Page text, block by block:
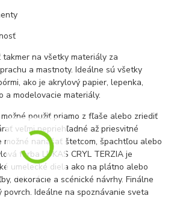
na všetky materiály za
a mastnoty. Ideálne sú všetky
ako je akrylový papier, lepenka,
a modelovacie materiály.
použiť priamo z fľaše alebo zriediť
veľmi nepriehľadné až priesvitné
možné nanášať štetcom, špachtľou alebo
farba LUKAS CRYL TERZIA je
umelecké diela ako na plátno alebo
dekorácie a scénické návrhy.Finálne
Ideálne na spoznávanie sveta